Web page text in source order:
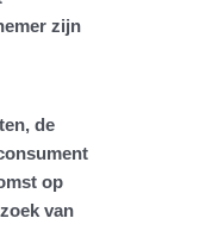
zijn
de
op
van